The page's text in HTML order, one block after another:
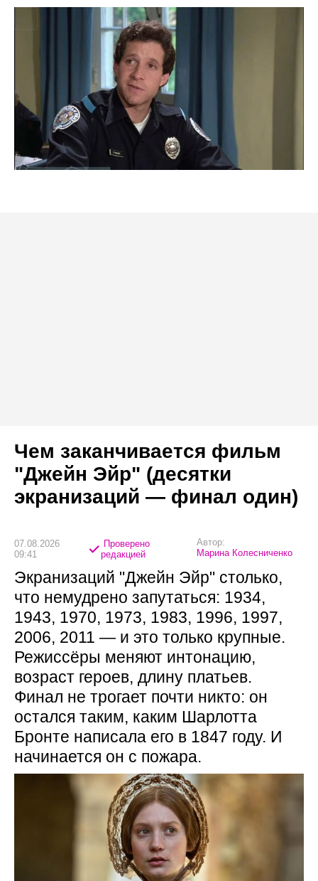
Чем заканчивается фильм
"Джейн Эйр" (десятки
экранизаций — финал один)
07.08.2026
09:41
Проверено
редакцией
Автор:
Марина Колесниченко
Экранизаций "Джейн Эйр" столько,
что немудрено запутаться: 1934,
1943, 1970, 1973, 1983, 1996, 1997,
2006, 2011 — и это только крупные.
Режиссёры меняют интонацию,
возраст героев, длину платьев.
Финал не трогает почти никто: он
остался таким, каким Шарлотта
Бронте написала его в 1847 году. И
начинается он с пожара.